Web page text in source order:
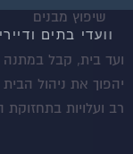
שיפוץ מבנים
ועד בית, קבל
יהפוך את ניהול
רב ועלויות בתחזוקת